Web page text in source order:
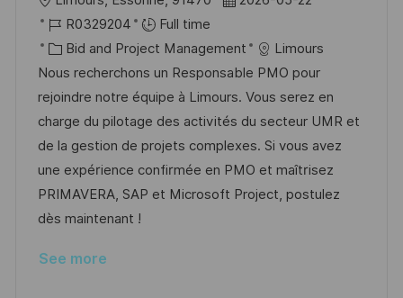
o
c
a
t
i
o
n
s
t
e
d
D
a
t
J
o
b
I
d
R0329204
Full time
C
a
t
e
g
o
r
y
Bid and Project Management
Limours
Nous recherchons un Responsable PMO pour
rejoindre notre équipe à Limours. Vous serez en
charge du pilotage des activités du secteur UMR et
de la gestion de projets complexes. Si vous avez
une expérience confirmée en PMO et maîtrisez
PRIMAVERA, SAP et Microsoft Project, postulez
dès maintenant !
See more